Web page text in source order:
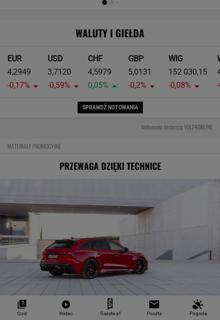
WALUTY I GIEŁDA
EUR
4,2949
-0,17%
USD
3,7120
-0,59%
CHF
4,5979
0,05%
GBP
5,0131
-0,2%
WIG
152 030,15
-0,08%
SPRAWDŹ NOTOWANIA
Notowania dostarcza VIA24ONLINE
MATERIAŁY PROMOCYJNE
PRZEWAGA DZIĘKI TECHNICE
Pierwsza taka hybryda w historii Audi Sport. RS
Quiz Wideo Gazeta.pl Poczta Pogoda